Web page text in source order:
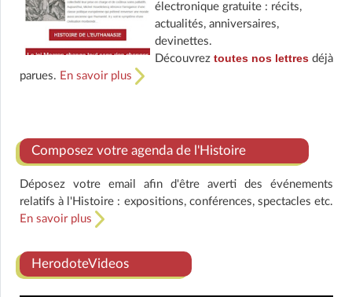
électronique gratuite : récits,
actualités, anniversaires,
devinettes.
Découvrez toutes nos lettresdéjà
parues. En savoir plus
Composez votre agenda de l'Histoire
Déposez votre email afin d'être averti des événements
relatifs à l'Histoire : expositions, conférences, spectacles etc.
En savoir plus
HerodoteVideos